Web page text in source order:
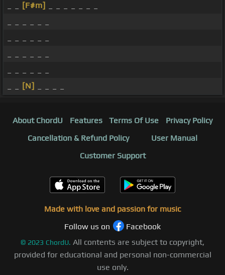
[F#m]
[N]
About ChordU Features Terms Of Use
Privacy Policy
Cancellation & Refund Policy
User Manual
Customer Support
Made with love and passion for music
Follow us on
Facebook
© 2023 ChordU. All contents are subject to copyright,
provided for educational and personal non-commercial
use only.